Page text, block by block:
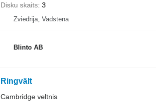
Disku skaits 3
Zviedrija, Vadstena
Blinto AB
Ringvält
Cambridge veltnis